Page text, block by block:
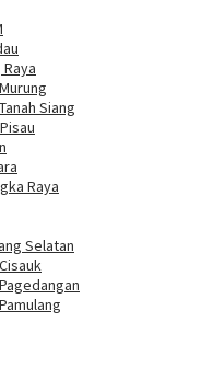
Siang
Raya
Selatan